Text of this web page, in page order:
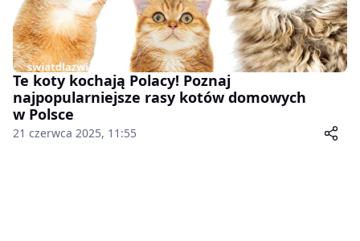
Te koty kochają Polacy! Poznaj
najpopularniejsze rasy kotów domowych
w Polsce
21 czerwca 2025, 11:55